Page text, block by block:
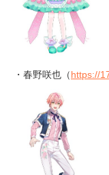
・春野咲也（https://